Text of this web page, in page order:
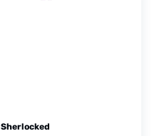
Sherlocked - השאגה האפלה